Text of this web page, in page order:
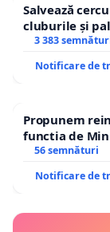
Salvează
cluburile și
3 383
Notificare de
Propunem
functia de
56 semnături
Notificare de